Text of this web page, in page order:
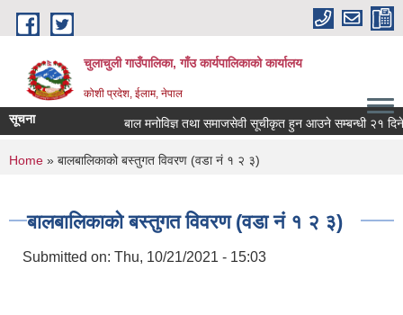
Skip to main content
चुलाचुली गाउँपालिका, गाँउ कार्यपालिकाको कार्यालय
कोशी प्रदेश, ईलाम, नेपाल
सूचना बाल मनोविज्ञ तथा समाजसेवी सूचीकृत हुन आउने सम्बन्धी २१ दिने
You are here
Home » बालबालिकाको बस्तुगत विवरण (वडा नं १ २ ३)
बालबालिकाको बस्तुगत विवरण (वडा नं १ २ ३)
Submitted on: Thu, 10/21/2021 - 15:03